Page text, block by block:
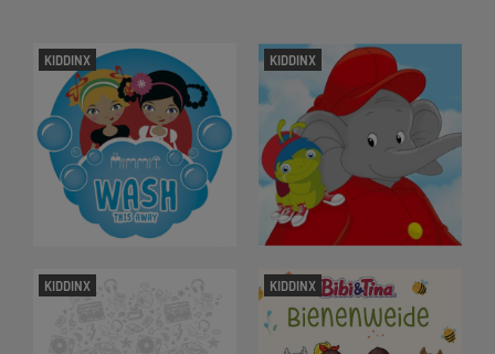
KIDDINX KIDDINX
KIDDINX KIDDINX